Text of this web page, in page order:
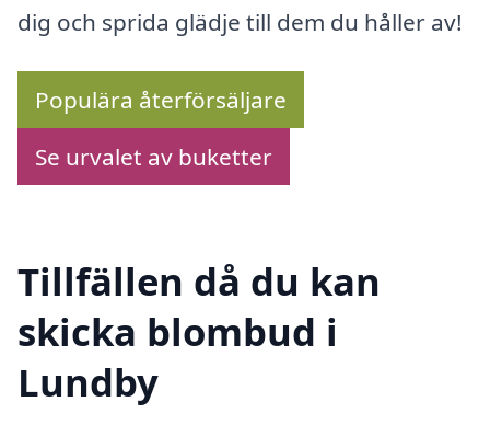
dig och sprida glädje till dem du håller av!
Populära återförsäljare
Se urvalet av buketter
Tillfällen då du kan
skicka blombud i
Lundby